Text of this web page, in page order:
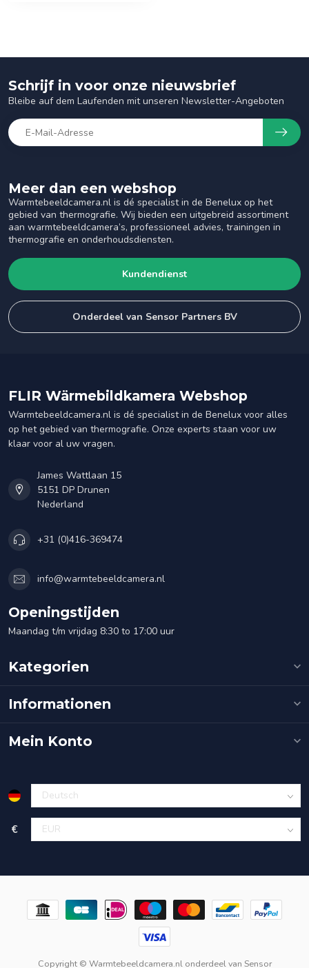
Meer dan een webshop
Warmtebeeldcamera.nl is dé specialist in de Benelux op het
gebied van thermografie. Wij bieden een uitgebreid assortiment
aan warmtebeeldcamera’s, professioneel advies, trainingen in
thermografie en onderhoudsdiensten.
Kundendienst
Onderdeel van Sensor Partners BV
Schrijf in voor onze nieuwsbrief
Bleibe auf dem Laufenden mit unseren Newsletter-Angeboten
FLIR Wärmebildkamera Webshop
Warmtebeeldcamera.nl is dé specialist in de Benelux voor alles
op het gebied van thermografie. Onze experts staan voor uw
klaar voor al uw vragen.
James Wattlaan 15
5151 DP Drunen
Nederland
+31 (0)416-369474
info@warmtebeeldcamera.nl
Openingstijden
Maandag t/m vrijdag 8:30 to 17:00 uur
Kategorien
Informationen
Mein Konto
€
Copyright © Warmtebeeldcamera.nl onderdeel van Sensor